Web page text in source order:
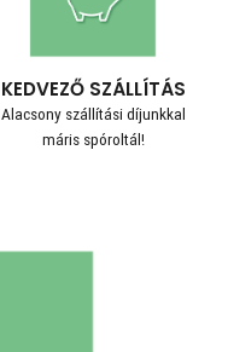
KEDVEZŐ SZÁLLÍTÁS
Alacsony szállítási díjunkkal
máris spóroltál!